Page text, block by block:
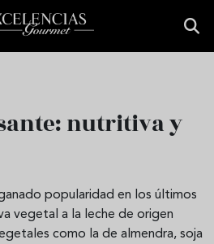
nutritiva y
popularidad en los últimos
vegetal a la leche de origen
como la de almendra, soja